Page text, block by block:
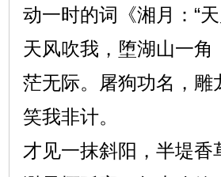
动一时的词《湘月：“天
天风吹我，堕湖山一
茫无际。屠狗功名，
笑我非计。
才见一抹斜阳，半堤